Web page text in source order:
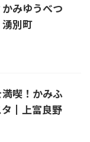
みゆうべつ
別町
喫！かみふ
タ┃上富良野